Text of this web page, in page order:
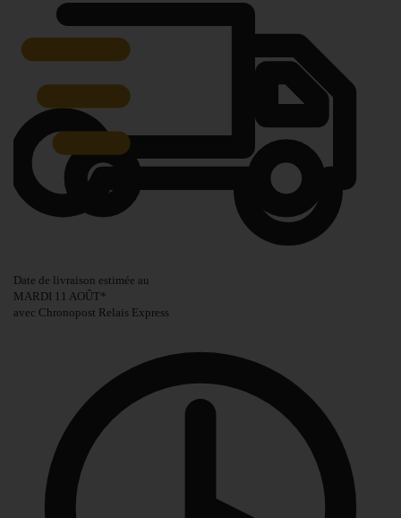
Date de livraison estimée au
MARDI 11 AOÛT*
avec Chronopost Relais Express